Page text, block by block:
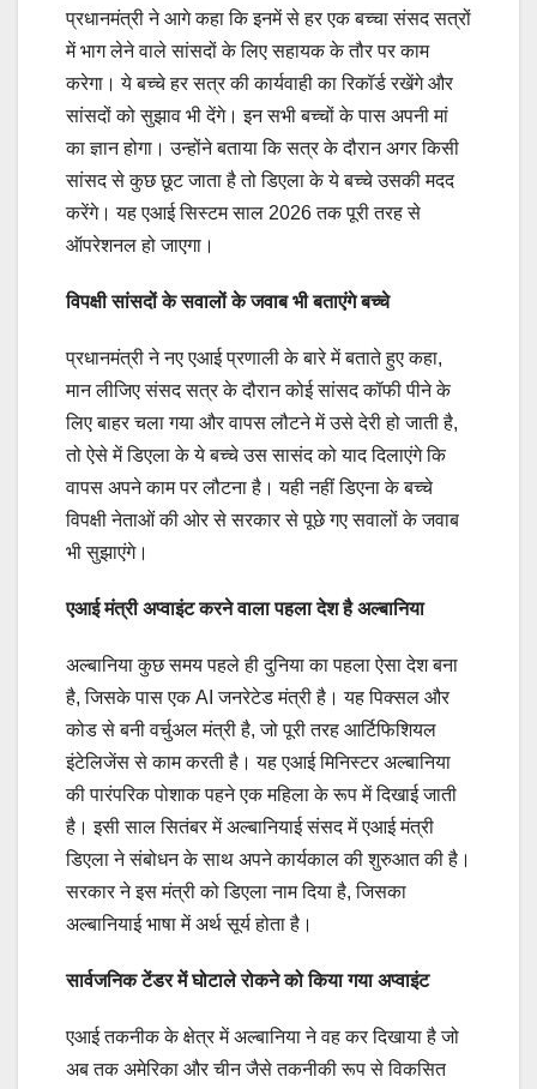
प्रधानमंत्री ने आगे कहा कि इनमें से हर एक बच्चा संसद सत्रों
में भाग लेने वाले सांसदों के लिए सहायक के तौर पर काम
करेगा। ये बच्चे हर सत्र की कार्यवाही का रिकॉर्ड रखेंगे और
सांसदों को सुझाव भी देंगे। इन सभी बच्चों के पास अपनी मां
का ज्ञान होगा। उन्होंने बताया कि सत्र के दौरान अगर किसी
सांसद से कुछ छूट जाता है तो डिएला के ये बच्चे उसकी मदद
करेंगे। यह एआई सिस्टम साल 2026 तक पूरी तरह से
ऑपरेशनल हो जाएगा।
विपक्षी सांसदों के सवालों के जवाब भी बताएंगे बच्चे
प्रधानमंत्री ने नए एआई प्रणाली के बारे में बताते हुए कहा,
मान लीजिए संसद सत्र के दौरान कोई सांसद कॉफी पीने के
लिए बाहर चला गया और वापस लौटने में उसे देरी हो जाती है,
तो ऐसे में डिएला के ये बच्चे उस सासंद को याद दिलाएंगे कि
वापस अपने काम पर लौटना है। यही नहीं डिएना के बच्चे
विपक्षी नेताओं की ओर से सरकार से पूछे गए सवालों के जवाब
भी सुझाएंगे।
एआई मंत्री अप्वाइंट करने वाला पहला देश है अल्बानिया
अल्बानिया कुछ समय पहले ही दुनिया का पहला ऐसा देश बना
है, जिसके पास एक AI जनरेटेड मंत्री है। यह पिक्सल और
कोड से बनी वर्चुअल मंत्री है, जो पूरी तरह आर्टिफिशियल
इंटेलिजेंस से काम करती है। यह एआई मिनिस्‍टर अल्बानिया
की पारंपरिक पोशाक पहने एक महिला के रूप में दिखाई जाती
है। इसी साल सितंबर में अल्बानियाई संसद में एआई मंत्री
डिएला ने संबोधन के साथ अपने कार्यकाल की शुरुआत की है।
सरकार ने इस मंत्री को डिएला नाम दिया है, जिसका
अल्बानियाई भाषा में अर्थ सूर्य होता है।
सार्वजनिक टेंडर में घोटाले रोकने को किया गया अप्वाइंट
एआई तकनीक के क्षेत्र में अल्बानिया ने वह कर दिखाया है जो
अब तक अमेरिका और चीन जैसे तकनीकी रूप से विकसित